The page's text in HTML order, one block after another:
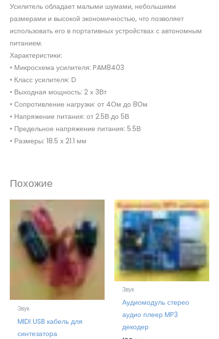
Усилитель обладает малыми шумами, небольшими
размерами и высокой экономичностью, что позволяет
использовать его в портативных устройствах с автономным
питанием.
Характеристики:
• Микросхема усилителя: PAM8403
• Класс усилителя: D
• Выходная мощность: 2 х 3Вт
• Сопротивление нагрузки: от 4Ом до 8Ом
• Напряжение питания: от 2.5В до 5В
• Предельное напряжение питания: 5.5В
• Размеры: 18.5 х 21.1 мм
Похожие
Звук
MIDI USB кабель для
синтезатора
Звук
Аудиомодуль стерео
аудио плеер MP3
декодер